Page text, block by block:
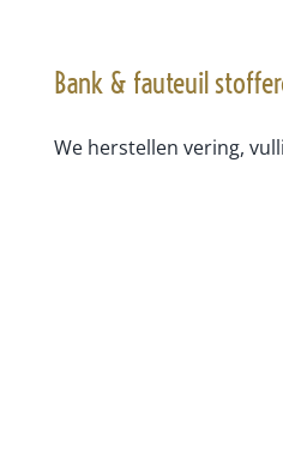
Bank & fauteuil
We herstellen vering,